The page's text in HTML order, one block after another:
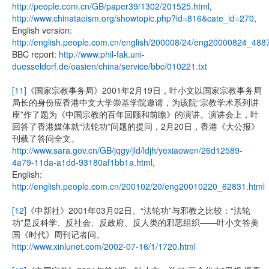
http://people.com.cn/GB/paper39/1302/201525.html,
http://www.chinataoism.org/showtopic.php?id=816&cate_id=270,
English version:
http://english.people.com.cn/english/200008/24/
BBC report: http://www.phil-fak.uni-
duesseldorf.de/oasien/china/service/bbc/010221.txt
[11] 《国家宗教事务局》2001年2月19日，叶小文以国家宗教事务局
局长的身份应香港中文大学崇基学院邀请，为该院“宗教学术系列讲
座”作了题为《中国宗教的百年回顾和前瞻》的演讲。演讲会上，叶
回答了香港媒体就“法轮功”问题的提问，2月20日，香港《大公报》
刊载了答问全文。
http://www.sara.gov.cn/GB/jqgy/jld/ldjh/yexiaowen/26d12589-
4a79-11da-a1dd-93180af1bb1a.html,
English:
http://english.people.com.cn/200102/20/eng20010220_62831.html
[12] 《中新社》2001年03月02日。“法轮功”与邪教之比较：“法轮
功”是反科学、反社会、反政府、反人类的邪恶组织——叶小文答美
国《时代》周刊记者问。
http://www.xinlunet.com/2002-07-16/1/1720.html